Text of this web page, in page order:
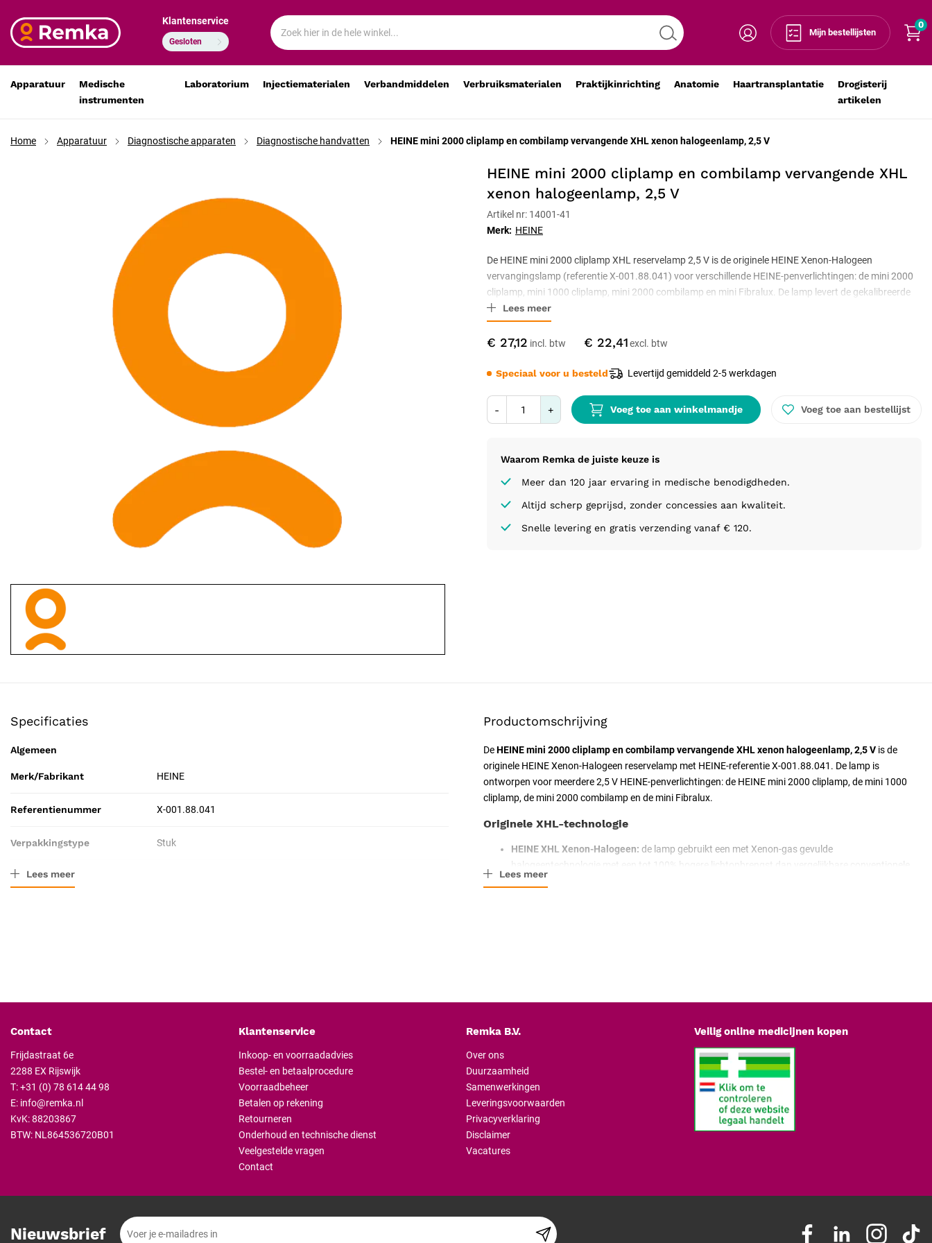
Mijn bestellijsten
0
Klantenservice
Gesloten
Apparatuur
Medische
instrumenten
Laboratorium Injectiematerialen Verbandmiddelen Verbruiksmaterialen Praktijkinrichting Anatomie Haartransplantatie
Drogisterij
artikelen
Home Apparatuur Diagnostische apparaten Diagnostische handvatten HEINE mini 2000 cliplamp en combilamp vervangende XHL xenon halogeenlamp, 2,5 V
HEINE mini 2000 cliplamp en combilamp vervangende XHL
xenon halogeenlamp, 2,5 V
€ 27,12 € 22,41
HEINE mini 2000 cliplamp en combilamp vervangende XHL xenon halogeenlamp, 2,5 V
€ 27,12
€ 22,41
- Voeg toe aan winkelmandje
- + Voeg toe aan winkelmandje Voeg toe aan bestellijst
Merk: HEINE
Waarom Remka de juiste keuze is
Meer dan 120 jaar ervaring in medische benodigdheden.
Altijd scherp geprijsd, zonder concessies aan kwaliteit.
Snelle levering en gratis verzending vanaf € 120.
Artikel nr: 14001-41
Speciaal voor u besteld Levertijd gemiddeld 2-5 werkdagen
De HEINE mini 2000 cliplamp XHL reservelamp 2,5 V is de originele HEINE Xenon-Halogeen
vervangingslamp (referentie X-001.88.041) voor verschillende HEINE-penverlichtingen: de mini 2000
cliplamp, mini 1000 cliplamp, mini 2000 combilamp en mini Fibralux. De lamp levert de gekalibreerde
lichtopbrengst waar deze 2,5 V-instrumenten op zijn afgestemd. De set bevat één losse reservelamp.
Lees meer
Specificaties
Algemeen
Merk/Fabrikant HEINE
Referentienummer X-001.88.041
Verpakkingstype Stuk
Resorbeerbaar (hechtdraad)
Lees meer
Productomschrijving
DeHEINE mini 2000 cliplamp en combilamp vervangende XHL xenon halogeenlamp, 2,5 V is de
originele HEINE Xenon-Halogeen reservelamp met HEINE-referentie X-001.88.041. De lamp is
ontworpen voor meerdere 2,5 V HEINE-penverlichtingen: de HEINE mini 2000 cliplamp, de mini 1000
cliplamp, de mini 2000 combilamp en de mini Fibralux.
Originele XHL-technologie
HEINE XHL Xenon-Halogeen: de lamp gebruikt een met Xenon-gas gevulde
halogeentechnologie met een tot 100% hogere lichtopbrengst dan vergelijkbare conventionele
halogeenlampen.
instrument geplaatst.
wanneer de lamp defect is, zodat de diagnostische beoordeling betrouwbaar blijft.
Koud hanteren:
wacht tot de uitgeschakelde lamp volledig is afgekoeld voordat u hem
verwijdert of aanraakt.
Alleen originele HEINE-lampen
garanderen dat de lichtstroom, kleurtemperatuur en levensduur
binnen de fabrieksspecificatie van het instrument blijven.
Xenon-gevulde halogeen:
het xenon-gas in de lampkolf zorgt voor een stabielere lichtopbrengst
Lees meer
Contact
Frijdastraat 6e
2288 EX Rijswijk
T:+31 (0) 78 614 44 98
E: info@remka.nl
KvK: 88203867
BTW: NL864536720B01
Klantenservice
Inkoop- en voorraadadvies
Bestel- en betaalprocedure
Voorraadbeheer
Betalen op rekening
Retourneren
Onderhoud en technische dienst
Veelgestelde vragen
Contact
Remka B.V.
Over ons
Duurzaamheid
Samenwerkingen
Leveringsvoorwaarden
Privacyverklaring
Disclaimer
Vacatures
Veilig online medicijnen kopen
Nieuwsbrief